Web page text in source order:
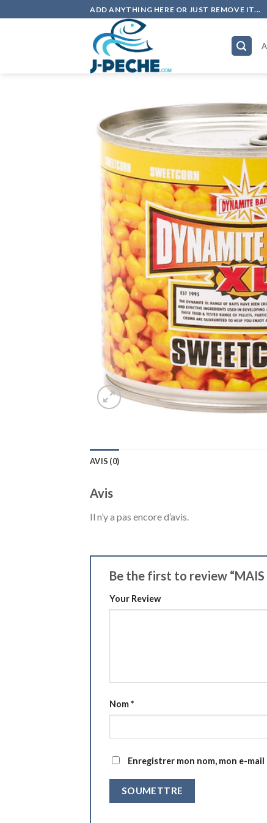
to
ADD ANYTHING HERE OR JUST REMOVE IT...
AVIS (0)
Avis
Il n’y a pas encore d’avis.
Be the first to review “MAIS
Your Review
Nom*
Enregistrer mon nom, mon e-